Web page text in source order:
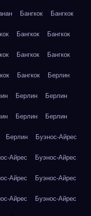
Бангкок Бангкок
Бангкок Бангкок
Бангкок Бангкок
Бангкок Берлин
Берлин Берлин
Берлин Берлин
Берлин Буэнос-Айрес
Айрес Буэнос-Айрес
Айрес Буэнос-Айрес
Айрес Буэнос-Айрес